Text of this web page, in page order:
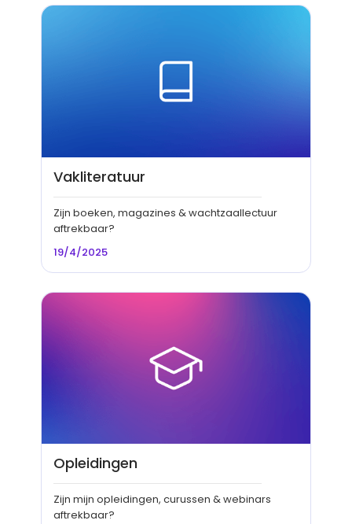
Vakliteratuur
Zijn boeken, magazines & wachtzaallectuur
aftrekbaar?
19/4/2025
Opleidingen
Zijn mijn opleidingen, curussen & webinars
aftrekbaar?